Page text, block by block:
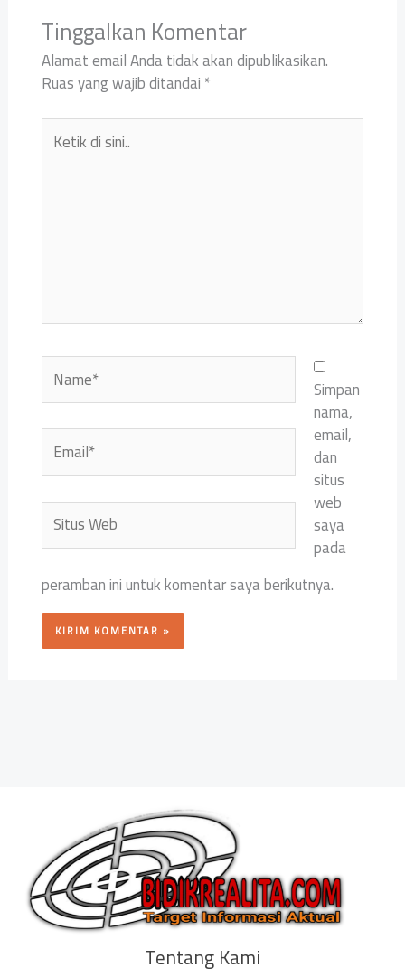
Tinggalkan Komentar
Alamat email Anda tidak akan dipublikasikan.
Ruas yang wajib ditandai*
Ketik
Name*
Email*
Situs
Web
Simpan
nama,
email,
dan
situs
web
saya
pada
peramban ini untuk komentar saya berikutnya.
Tentang Kami